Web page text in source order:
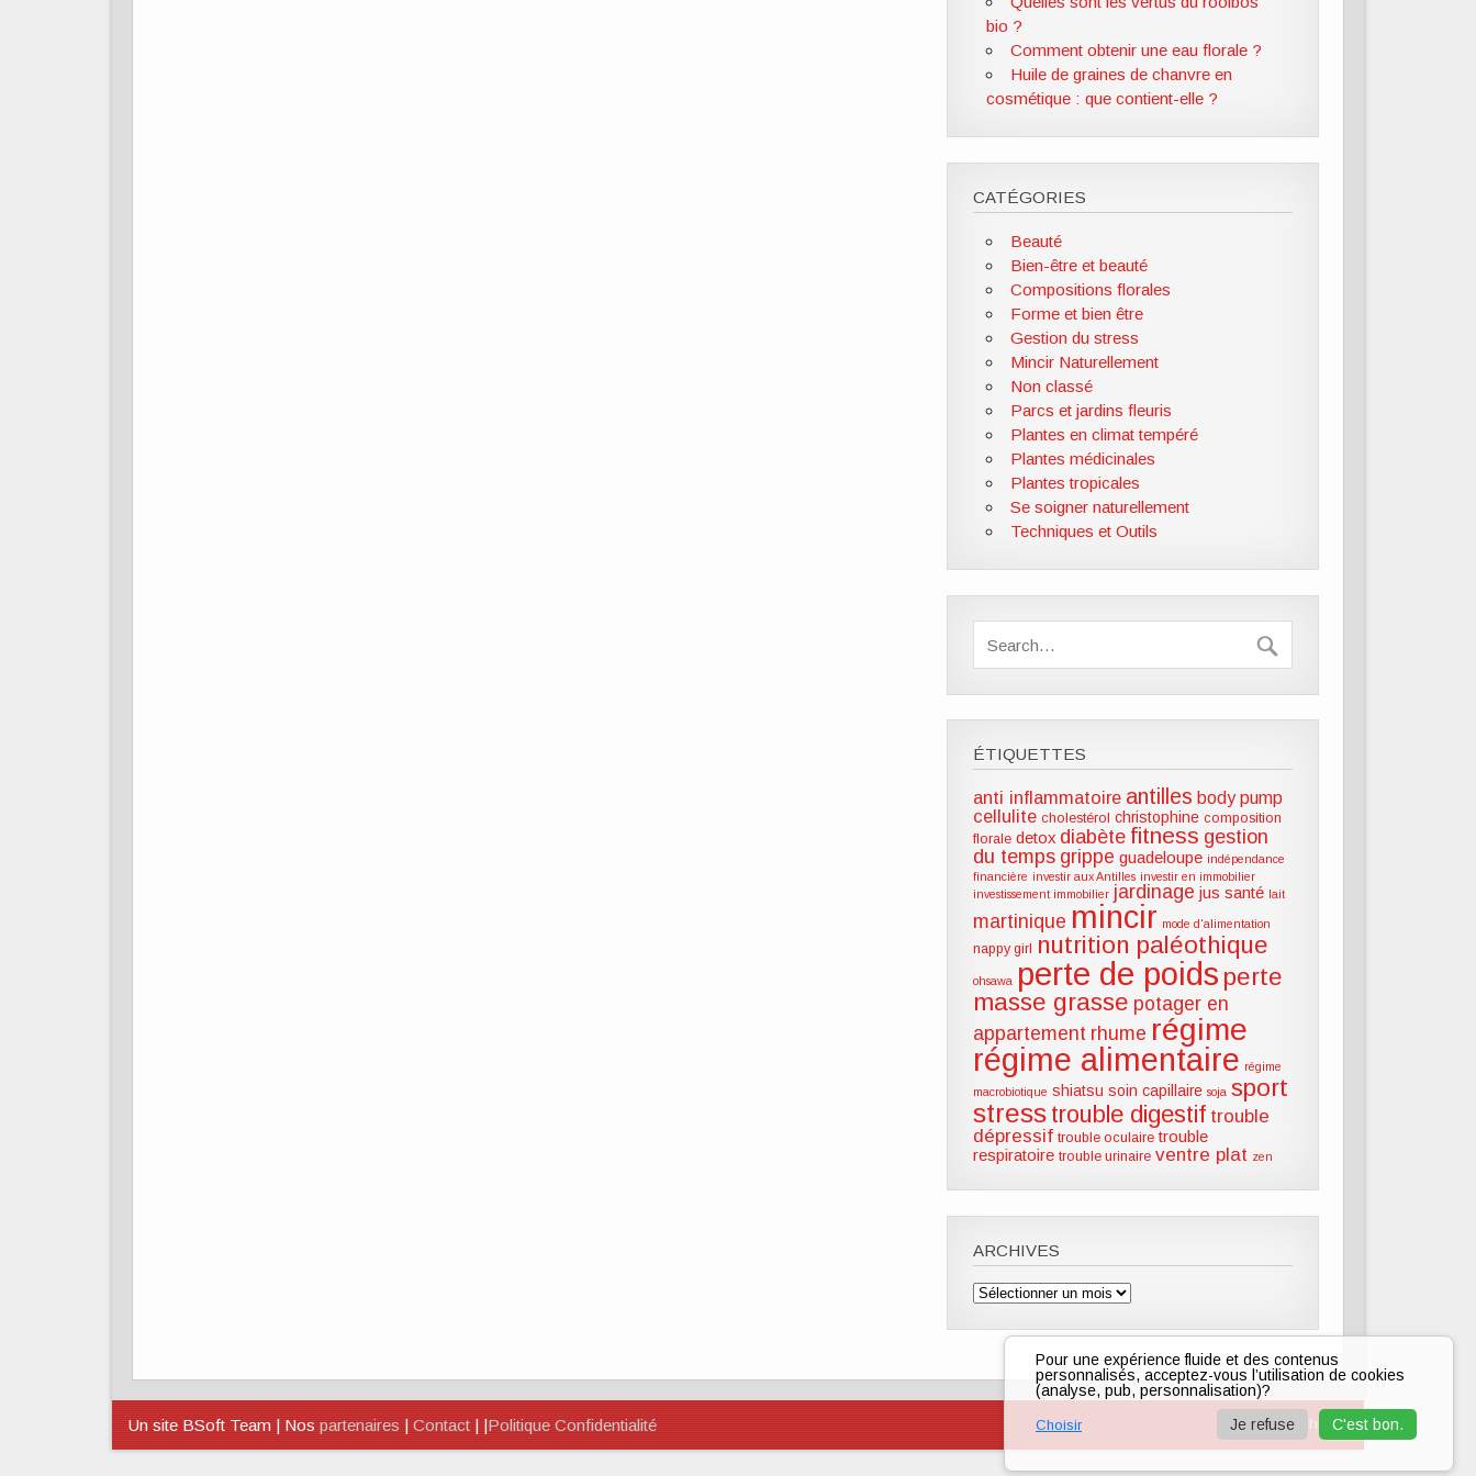
bio ?
Comment obtenir une eau florale ?
Huile de graines de chanvre en
cosmétique : que contient-elle ?
CATÉGORIES
Beauté
Bien-être et beauté
Compositions florales
Forme et bien être
Gestion du stress
Mincir Naturellement
Non classé
Parcs et jardins fleuris
Plantes en climat tempéré
Plantes médicinales
Plantes tropicales
Se soigner naturellement
Techniques et Outils
ÉTIQUETTES
anti inflammatoire antilles body pump
cellulite cholestérol christophine composition
florale detox diabète fitness gestion
du temps grippe guadeloupe indépendance
financière investir aux Antilles investir en immobilier
investissement immobilier jardinage jus santé lait
martinique mincir mode d'alimentation
nappy girl nutrition paléothique
ohsawa perte de poids perte
masse grasse potager en
appartement rhume régime
régime alimentaire régime
macrobiotique shiatsu soin capillaire soja sport
stress trouble digestif trouble
dépressif trouble oculaire trouble
respiratoire trouble urinaire ventre plat zen
ARCHIVES
Archives
Un site BSoft Team | Nos partenaires | Contact | |Politique Confidentialité zeeTasty Theme
Pour une expérience fluide et des contenus
personnalisés, acceptez-vous l’utilisation de cookies
(analyse, pub, personnalisation)?
Choisir Je refuse C'est bon.